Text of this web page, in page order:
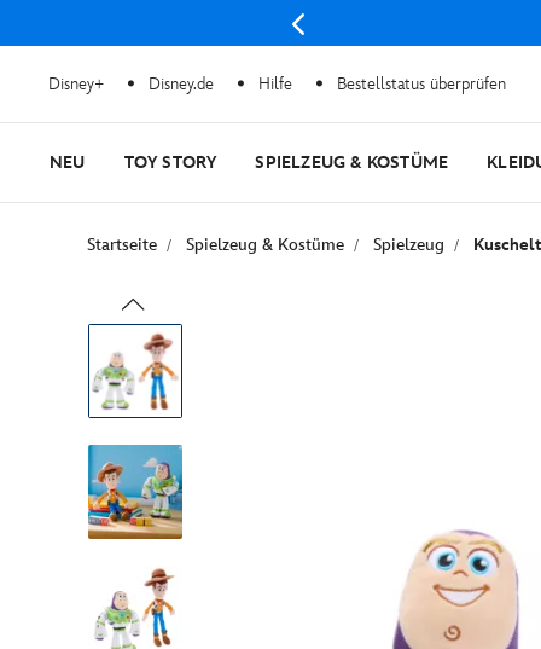
Disney+ Disney.de Hilfe Bestellstatus überprüfen
NEU TOY STORY SPIELZEUG & KOSTÜME
Startseite Spielzeug & Kostüme Spielzeug